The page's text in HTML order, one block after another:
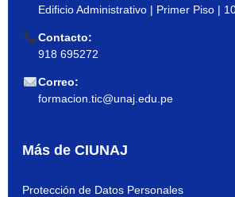
Edificio Administrativo | Primer Piso |
Contacto:
918 695272
Correo:
formacion.tic@unaj.edu.pe
Más de CIUNAJ
Protección de Datos Personales